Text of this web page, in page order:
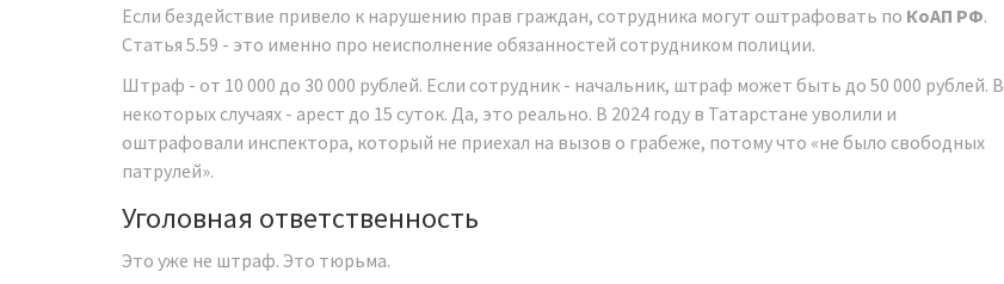
Если бездействие привело к нарушению прав граждан, сотрудника могут оштрафовать по КоАП РФ.
Статья 5.59 - это именно про неисполнение обязанностей сотрудником полиции.
Штраф - от 10 000 до 30 000 рублей. Если сотрудник - начальник, штраф может быть до 50 000 рублей. В
некоторых случаях - арест до 15 суток. Да, это реально. В 2024 году в Татарстане уволили и
оштрафовали инспектора, который не приехал на вызов о грабеже, потому что «не было свободных
патрулей».
Уголовная ответственность
Это уже не штраф. Это тюрьма.